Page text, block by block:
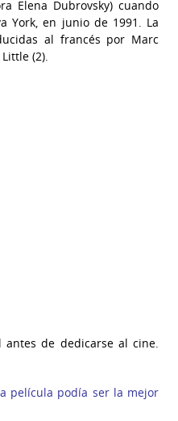
Elena Dubrovsky) cuando
York, en junio de 1991. La
al francés por Marc
(2).
de dedicarse al cine.
película podía ser la mejor